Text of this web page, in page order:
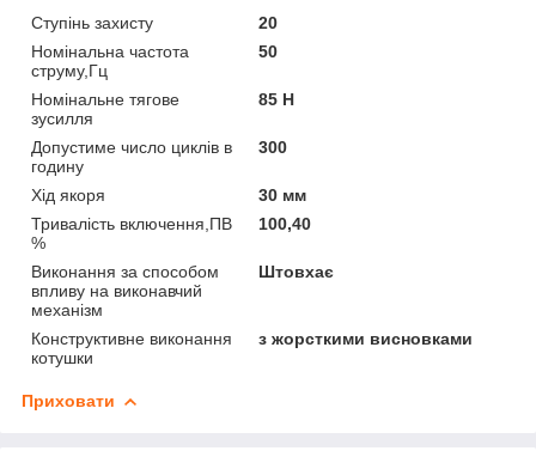
Ступінь захисту
20
Номінальна частота
струму,Гц
50
Номінальне тягове
зусилля
85 Н
Допустиме число циклів в
годину
300
Хід якоря
30 мм
Тривалість включення,ПВ
%
100,40
Виконання за способом
впливу на виконавчий
механізм
Штовхає
Конструктивне виконання
котушки
з жорсткими висновками
Приховати